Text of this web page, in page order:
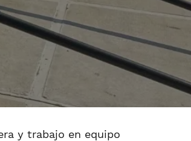
y trabajo en equipo